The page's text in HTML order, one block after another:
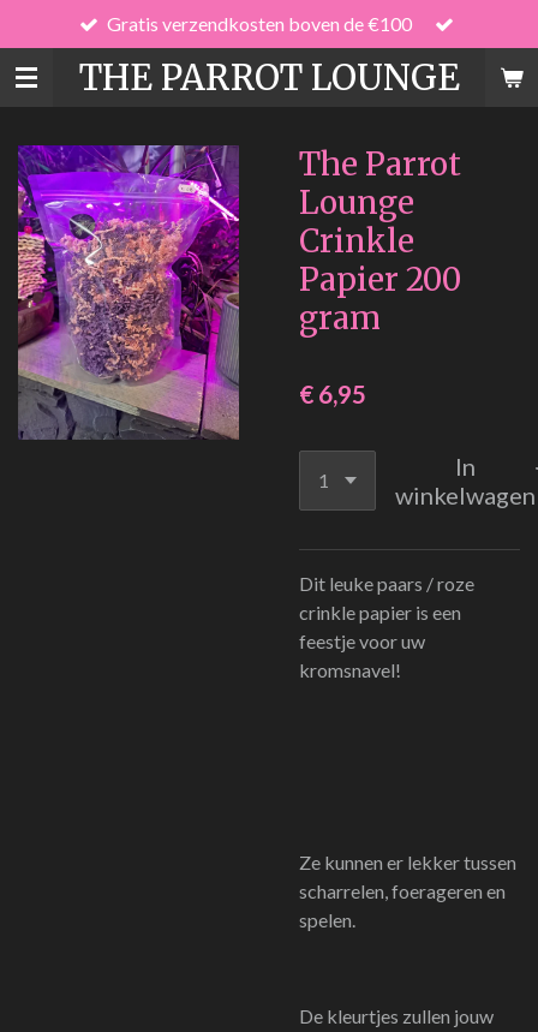
direct
naar
de
THE PARROT LOUNGE
Gratis verzendkosten boven de €100
The Parrot
Lounge
Crinkle
Papier 200
gram
€ 6,95
In
winkelwagen
Dit leuke paars / roze
crinkle papier is een
feestje voor uw
kromsnavel!
Ze kunnen er lekker tussen
scharrelen, foerageren en
spelen.
De kleurtjes zullen jouw